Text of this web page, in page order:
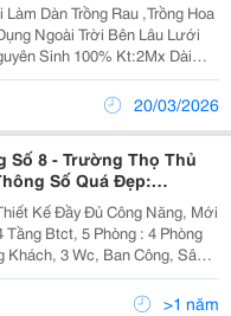
Dàn Trồng Rau ,Trồng Hoa
100% Kt:2Mx Dài
Theo Yêu Cầu ) Độ Bền
Năm Liên Hệ : 0981 110 889
20/03/2026
Số 8 - Trường Thọ Thủ
Số Quá Đẹp:
Kế Đầy Đủ Công Năng, Mới
Btct, 5 Phòng : 4 Phòng
Khách, 3 Wc, Ban Công, Sân
Ăn Cả Nhà. - Đảm Bảo
Trí: Khu Vực Trung Tâm...
>1 năm